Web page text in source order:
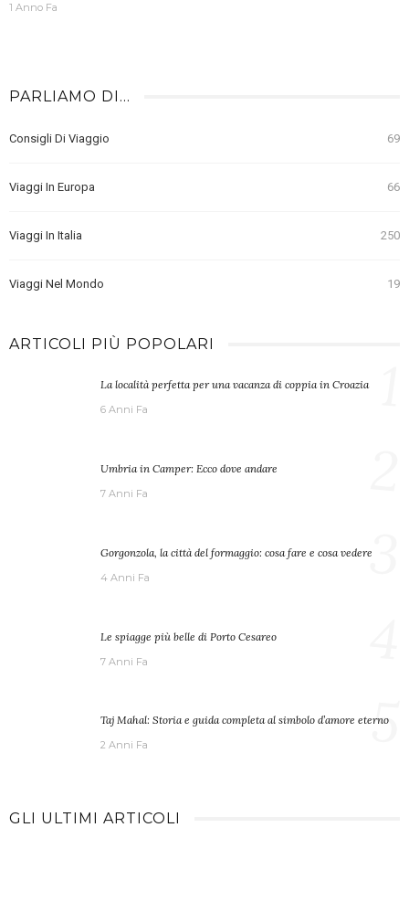
1 Anno Fa
PARLIAMO DI…
Consigli Di Viaggio 69
Viaggi In Europa 66
Viaggi In Italia 250
Viaggi Nel Mondo 19
ARTICOLI PIÙ POPOLARI
La località perfetta per una vacanza di coppia in Croazia
6 Anni Fa
Umbria in Camper: Ecco dove andare
7 Anni Fa
Gorgonzola, la città del formaggio: cosa fare e cosa vedere
4 Anni Fa 3
Le spiagge più belle di Porto Cesareo
7 Anni Fa
Taj Mahal: Storia e guida completa al simbolo d’amore eterno
2 Anni Fa 5
GLI ULTIMI ARTICOLI